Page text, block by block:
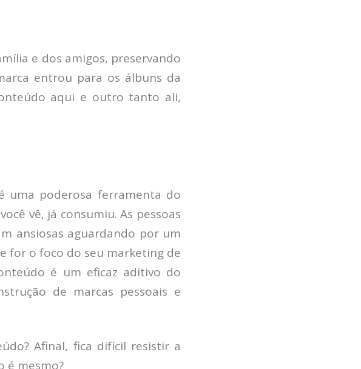
e dos amigos, preservando
entrou para os álbuns da
aqui e outro tanto ali,
uma poderosa ferramenta do
vê, já consumiu. As pessoas
ansiosas aguardando por um
for o foco do seu marketing de
é um eficaz aditivo do
de marcas pessoais e
Afinal, fica difícil resistir a
é mesmo?